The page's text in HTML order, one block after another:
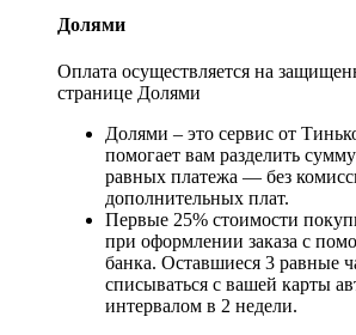
Долями
Оплата осуществляется на
странице Долями
Долями – это сервис от
помогает вам разделить
равных платежа — без
дополнительных плат.
Первые 25% стоимости
при оформлении заказа с
банка. Оставшиеся 3 равные
списываться с вашей карты
интервалом в 2 недели.